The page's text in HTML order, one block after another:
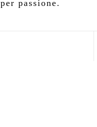
per passione.